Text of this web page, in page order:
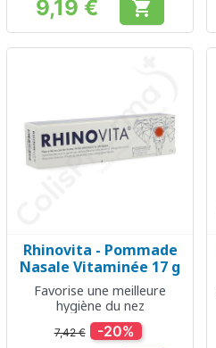
Prix
9,19 € 
Rhinovita - Pommade
Nasale Vitaminée 17 g
Favorise une meilleure
hygiène du nez
7,42 € -20%